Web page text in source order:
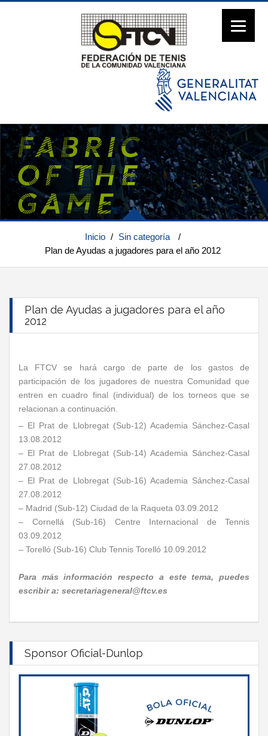
Inicio / Sin categoría
/
Plan de Ayudas a jugadores para el año 2012
Plan de Ayudas a jugadores para el año
2012
La FTCV se hará cargo de parte de los gastos de
participación de los jugadores de nuestra Comunidad que
entren en cuadro final (individual) de los torneos que se
relacionan a continuación.
– El Prat de Llobregat (Sub-12) Academia Sánchez-Casal
13.08.2012
– El Prat de Llobregat (Sub-14) Academia Sánchez-Casal
27.08.2012
– El Prat de Llobregat (Sub-16) Academia Sánchez-Casal
27.08.2012
– Madrid (Sub-12) Ciudad de la Raqueta 03.09.2012
– Cornellá (Sub-16) Centre Internacional de Tennis
03.09.2012
– Torelló (Sub-16) Club Tennis Torelló 10.09.2012
Para más información respecto a este tema, puedes
escribir a: secretariageneral@ftcv.es
Sponsor Oficial-Dunlop